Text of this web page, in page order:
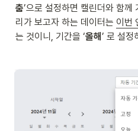
춤’으로 설정하면 캘린더와 함
리가 보고자 하는 데이터는 이번
는 것이니, 기간을 ‘올해 ’ 로 설정